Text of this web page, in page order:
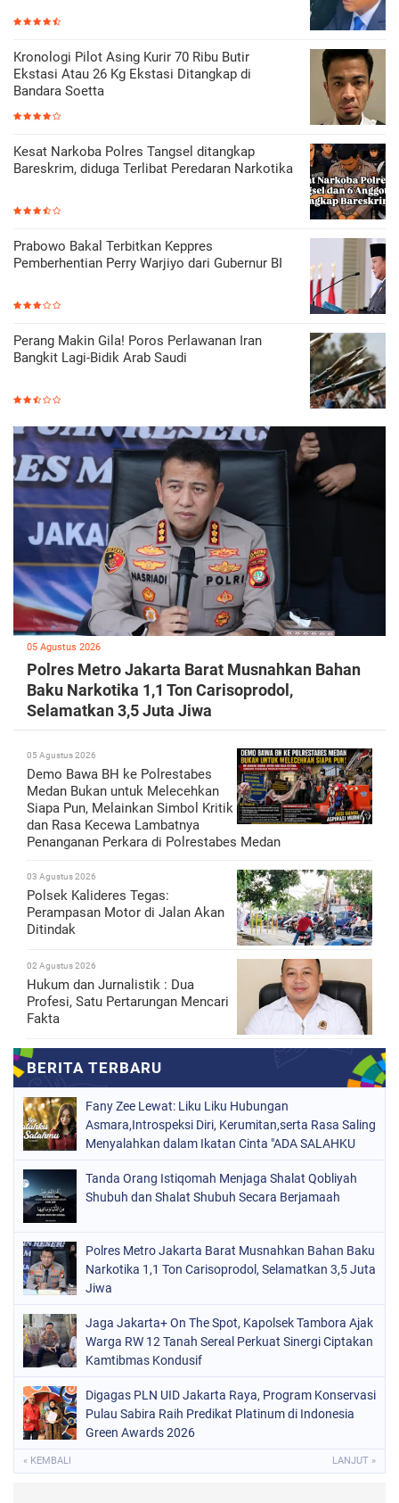
Kronologi Pilot Asing Kurir 70 Ribu Butir
Ekstasi Atau 26 Kg Ekstasi Ditangkap di
Bandara Soetta
Kesat Narkoba Polres Tangsel ditangkap
Bareskrim, diduga Terlibat Peredaran Narkotika
Prabowo Bakal Terbitkan Keppres
Pemberhentian Perry Warjiyo dari Gubernur BI
Perang Makin Gila! Poros Perlawanan Iran
Bangkit Lagi-Bidik Arab Saudi
05 Agustus 2026
Polres Metro Jakarta Barat Musnahkan Bahan
Baku Narkotika 1,1 Ton Carisoprodol,
Selamatkan 3,5 Juta Jiwa
05 Agustus 2026
Demo Bawa BH ke Polrestabes
Medan Bukan untuk Melecehkan
Siapa Pun, Melainkan Simbol Kritik
dan Rasa Kecewa Lambatnya
Penanganan Perkara di Polrestabes Medan
03 Agustus 2026
Polsek Kalideres Tegas:
Perampasan Motor di Jalan Akan
Ditindak
02 Agustus 2026
Hukum dan Jurnalistik : Dua
Profesi, Satu Pertarungan Mencari
Fakta
Fany Zee Lewat: Liku Liku Hubungan
Asmara,Introspeksi Diri, Kerumitan,serta Rasa Saling
Menyalahkan dalam Ikatan Cinta "ADA SALAHKU
Tanda Orang Istiqomah Menjaga Shalat Qobliyah
Shubuh dan Shalat Shubuh Secara Berjamaah
Polres Metro Jakarta Barat Musnahkan Bahan Baku
Narkotika 1,1 Ton Carisoprodol, Selamatkan 3,5 Juta
Jiwa
Jaga Jakarta+ On The Spot, Kapolsek Tambora Ajak
Warga RW 12 Tanah Sereal Perkuat Sinergi Ciptakan
Kamtibmas Kondusif
Digagas PLN UID Jakarta Raya, Program Konservasi
Pulau Sabira Raih Predikat Platinum di Indonesia
Green Awards 2026
« KEMBALI LANJUT »